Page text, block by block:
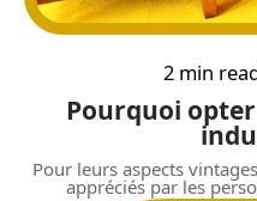
2 min
Pourquoi
Pour leurs aspects
appréciés par les